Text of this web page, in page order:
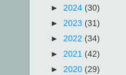
► 2024 (30)
► 2023 (31)
► 2022 (34)
► 2021 (42)
► 2020 (29)